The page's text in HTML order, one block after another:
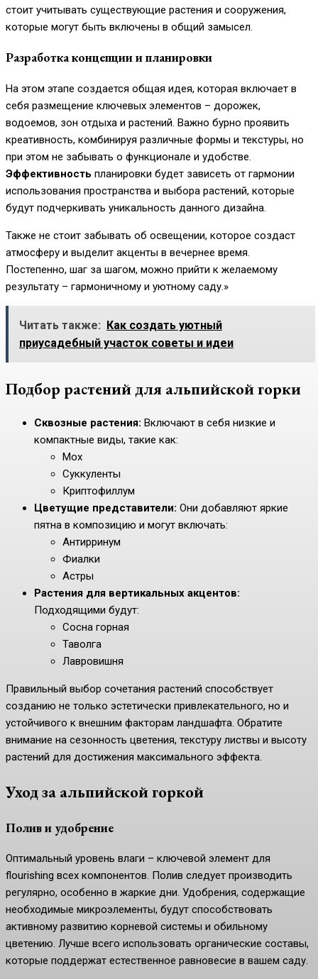
стоит учитывать существующие растения и сооружения,
которые могут быть включены в общий замысел.
Разработка концепции и планировки
На этом этапе создается общая идея, которая включает в
себя размещение ключевых элементов – дорожек,
водоемов, зон отдыха и растений. Важно бурно проявить
креативность, комбинируя различные формы и текстуры, но
при этом не забывать о функционале и удобстве.
Эффективность планировки будет зависеть от гармонии
использования пространства и выбора растений, которые
будут подчеркивать уникальность данного дизайна.
Также не стоит забывать об освещении, которое создаст
атмосферу и выделит акценты в вечернее время.
Постепенно, шаг за шагом, можно прийти к желаемому
результату – гармоничному и уютному саду.»
Читать также: Как создать уютный
приусадебный участок советы и идеи
Подбор растений для альпийской горки
Сквозные растения: Включают в себя низкие и
компактные виды, такие как:
Мох
Суккуленты
Криптофиллум
Цветущие представители: Они добавляют яркие
пятна в композицию и могут включать:
Антирринум
Фиалки
Астры
Растения для вертикальных акцентов:
Подходящими будут:
Сосна горная
Таволга
Лавровишня
Правильный выбор сочетания растений способствует
созданию не только эстетически привлекательного, но и
устойчивого к внешним факторам ландшафта. Обратите
внимание на сезонность цветения, текстуру листвы и высоту
растений для достижения максимального эффекта.
Уход за альпийской горкой
Полив и удобрение
Оптимальный уровень влаги – ключевой элемент для
flourishing всех компонентов. Полив следует производить
регулярно, особенно в жаркие дни. Удобрения, содержащие
необходимые микроэлементы, будут способствовать
активному развитию корневой системы и обильному
цветению. Лучше всего использовать органические составы,
которые поддержат естественное равновесие в вашем саду.